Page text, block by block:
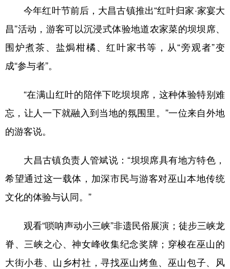
今年红叶节前后，大昌古镇推出“红叶归家·家宴大
昌”活动，游客可以沉浸式体验地道农家菜的坝坝席、
围炉煮茶、盐焗柑橘、红叶家书等，从“旁观者”变
成“参与者”。
“在满山红叶的陪伴下吃坝坝席，这种体验特别难
忘，让人一下就融入到当地的氛围里。”一位来自外地
的游客说。
大昌古镇负责人管斌说：“坝坝席具有地方特色，
希望通过这一载体，加深市民与游客对巫山本地传统
文化的体验与认同。”
观看“唢呐声动小三峡”非遗民俗展演；徒步三峡龙
脊、三峡之心、神女峰收集纪念奖牌；穿梭在巫山的
大街小巷、山乡村社，寻找巫山烤鱼、巫山包子、风